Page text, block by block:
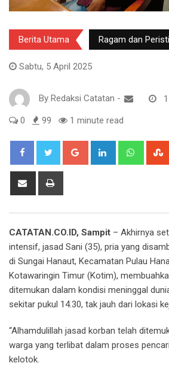
Berita Utama Ragam dan
Sabtu, 5 April 2025
By Redaksi Catatan -
0 99 1 minute read
Google+ LinkedIn
Share
CATATAN.CO.ID, Sampit – Akhirnya
intensif, jasad Sani (35), pria yang
di Sungai Hanaut, Kecamatan Pulau
Kotawaringin Timur (Kotim),
ditemukan dalam kondisi meninggal
sekitar pukul 14.30, tak jauh dari lokasi
“Alhamdulillah jasad korban telah
warga yang terlibat dalam proses
kelotok.